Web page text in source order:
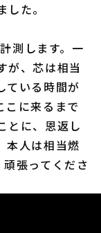
た。
測します。一
が、芯は相当
ている時間が
こに来るまで
とに、恩返し
本人は相当燃
張ってくださ